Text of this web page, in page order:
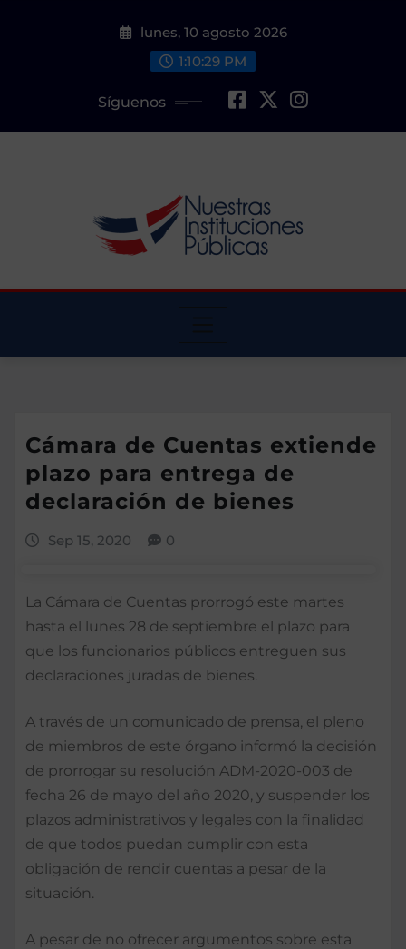
lunes, 10 agosto 2026
1:10:31 PM
Síguenos
Cámara de Cuentas extiende
plazo para entrega de
declaración de bienes
Sep 15, 2020 0
La Cámara de Cuentas prorrogó este martes
hasta el lunes 28 de septiembre el plazo para
que los funcionarios públicos entreguen sus
declaraciones juradas de bienes.
A través de un comunicado de prensa, el pleno
de miembros de este órgano informó la decisión
de prorrogar su resolución ADM-2020-003 de
fecha 26 de mayo del año 2020, y suspender los
plazos administrativos y legales con la finalidad
de que todos puedan cumplir con esta
obligación de rendir cuentas a pesar de la
situación.
A pesar de no ofrecer argumentos sobre esta